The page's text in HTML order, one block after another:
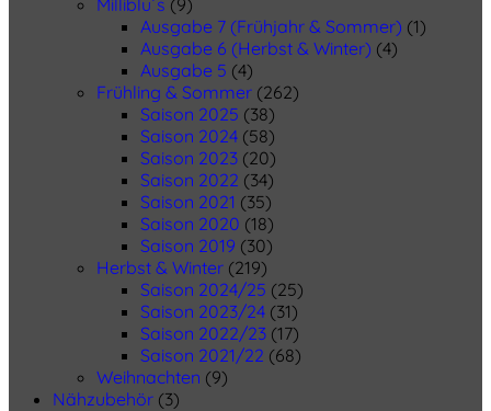
Milliblu´s (9)
Ausgabe 7 (Frühjahr & Sommer) (1)
Ausgabe 6 (Herbst & Winter) (4)
Ausgabe 5 (4)
Frühling & Sommer (262)
Saison 2025 (38)
Saison 2024 (58)
Saison 2023 (20)
Saison 2022 (34)
Saison 2021 (35)
Saison 2020 (18)
Saison 2019 (30)
Herbst & Winter (219)
Saison 2024/25 (25)
Saison 2023/24 (31)
Saison 2022/23 (17)
Saison 2021/22 (68)
Weihnachten (9)
Nähzubehör (3)